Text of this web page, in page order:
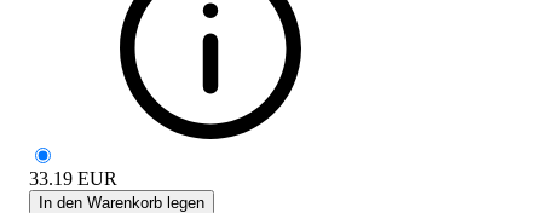
33.19 EUR
In den Warenkorb legen